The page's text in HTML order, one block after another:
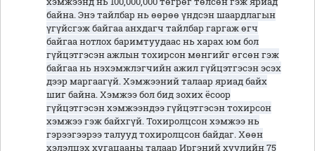
байна. Энэ тайлбар нь өөрөө үндсэн шаардлагын
үгүйсгэж байгаа анхдагч тайлбар гаргаж өгч
байгаа нотлох баримтуудаас нь харах юм бол
гүйцэтгэсэн ажлын тохирсон мөнгийг өгсөн гэж
байгаа нь нэхэмжлэгчийн ажил гүйцэтгэсэн эсэх
дээр маргаагүй. Хэмжээний талаар яриад байх
шиг байна. Хэмжээ бол бид зохих ёсоор
гүйцэтгэсэн хэмжээндээ гүйцэтгэсэн тохирсон
хэмжээ гэж байхгүй. Тохиролцсон хэмжээ нь
гэрээгээрээ талууд тохиролцсон байдаг. Хөөн
хэлэлцэх хугацааны талаар Иргэний хуулийн 75